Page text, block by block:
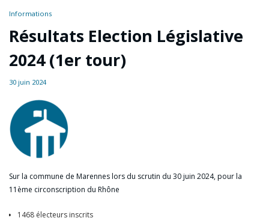
Informations
Résultats Election Législative
2024 (1er tour)
30 juin 2024
Sur la commune de Marennes lors du scrutin du 30 juin 2024, pour la
11ème circonscription du Rhône
1468 électeurs inscrits